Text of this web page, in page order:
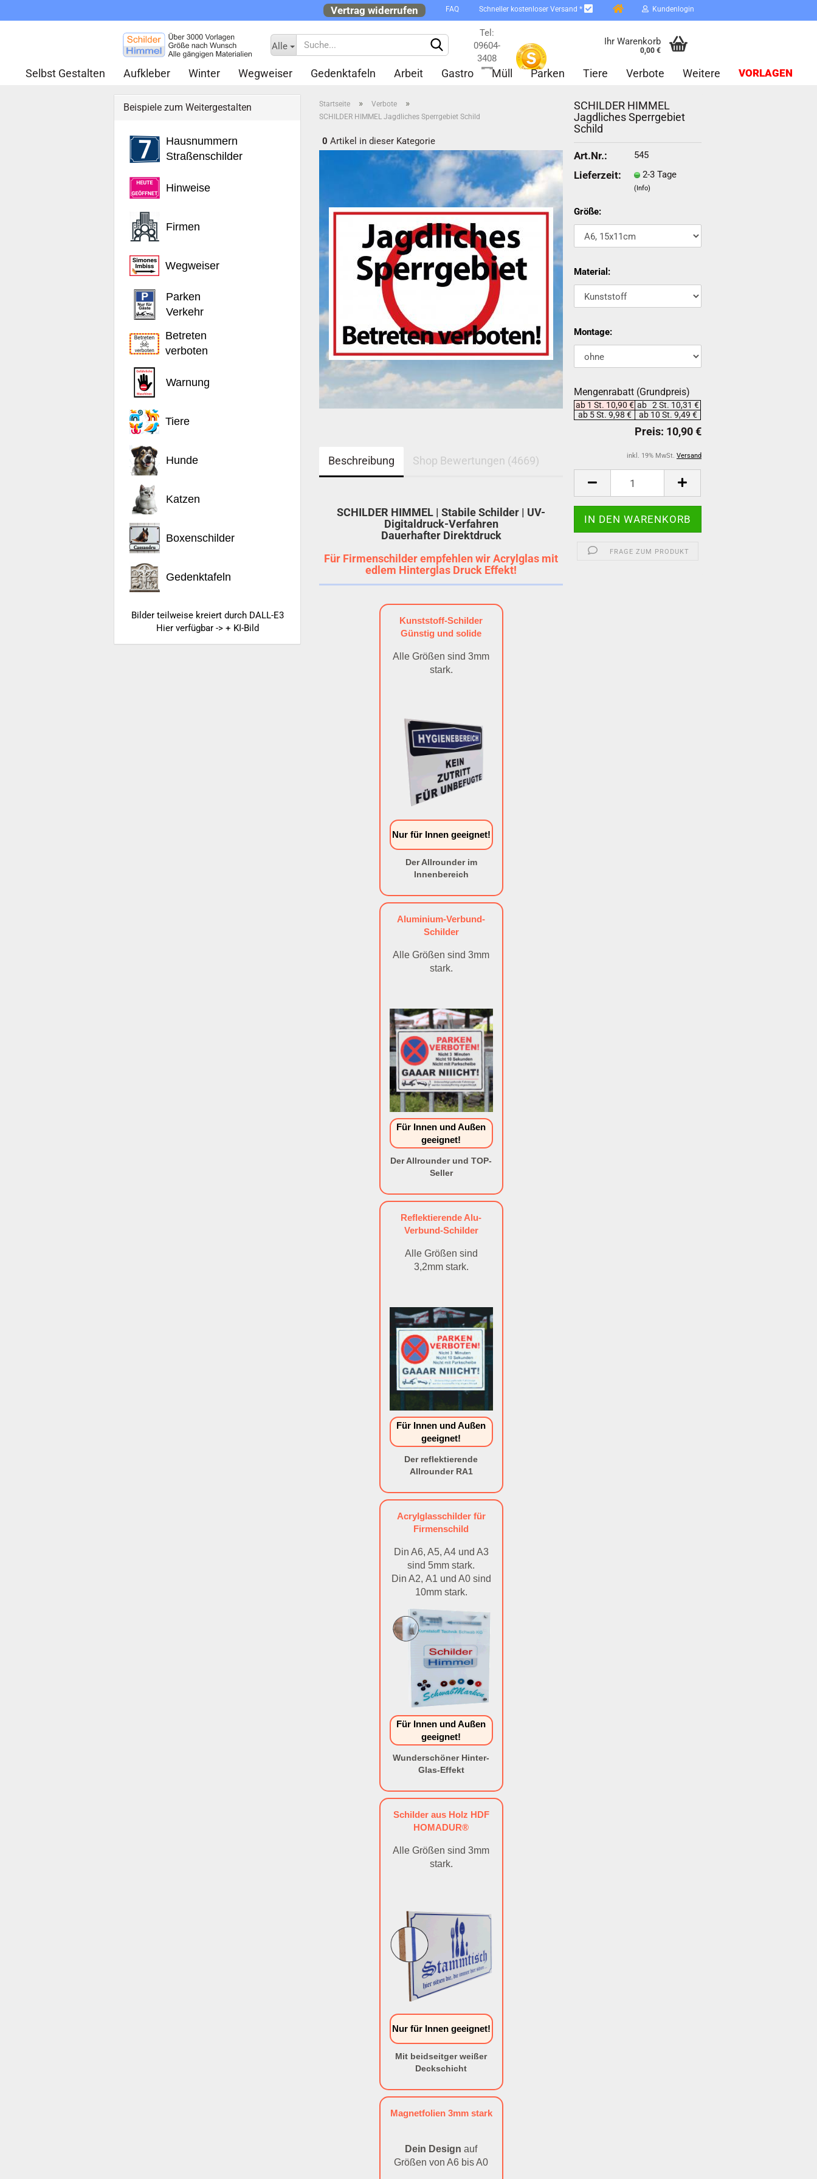
Vertrag widerrufen FAQ Schneller kostenloser Versand * Kundenlogin
Konto erstellen
Passwort vergessen?
Schnelle Anmeldung mit
Alle
Tel:
09604-
3408
Ihr Warenkorb
0,00 €
Selbst Gestalten Aufkleber Winter Wegweiser Gedenktafeln Arbeit Gastro Müll Parken Tiere Verbote VORLAGEN
Weitere
Startseite » Verbote »
SCHILDER HIMMEL Jagdliches Sperrgebiet Schild
0 Artikel in dieser Kategorie
SCHILDER HIMMEL
Jagdliches Sperrgebiet
Schild
Art.Nr.: 545
Lieferzeit: 2-3 Tage
(Info)
Größe:
Material:
Montage:
Mengenrabatt (Grundpreis)
ab 1 St. 10,90 € ab 2 St. 10,31 €
ab 5 St. 9,98 €
ab 10 St. 9,49 €
inkl. 19% MwSt. Versand
FRAGE ZUM PRODUKT
Beschreibung Shop Bewertungen (4669)
SCHILDER HIMMEL | Stabile Schilder | UV-
Digitaldruck-Verfahren
Dauerhafter Direktdruck
Für Firmenschilder empfehlen wir Acrylglas mit
edlem Hinterglas Druck Effekt!
Kunststoff-Schilder
Günstig und solide
Alle Größen sind 3mm
stark.
Nur für Innen geeignet!
Der Allrounder im
Innenbereich
Aluminium-Verbund-
Schilder
Alle Größen sind 3mm
stark.
Für Innen und Außen
geeignet!
Der Allrounder und TOP-
Seller
Reflektierende Alu-
Verbund-Schilder
Alle Größen sind
3,2mm stark.
Für Innen und Außen
geeignet!
Der reflektierende
Allrounder RA1
Acrylglasschilder für
Firmenschild
Din A6, A5, A4 und A3
sind 5mm stark.
Din A2, A1 und A0 sind
10mm stark.
Für Innen und Außen
geeignet!
Wunderschöner Hinter-
Glas-Effekt
Schilder aus Holz HDF
HOMADUR®
Alle Größen sind 3mm
stark.
Nur für Innen geeignet!
Mit beidseitger weißer
Deckschicht
Magnetfolien 3mm stark
Dein Design auf
Größen von A6 bis A0
Beispiele zum Weitergestalten
Hausnummern
Straßenschilder
Hinweise
Firmen
Wegweiser
Parken
Verkehr
Betreten
verboten
Warnung
Tiere
Hunde
Katzen
Boxenschilder
Gedenktafeln
Bilder teilweise kreiert durch DALL-E3
Hier verfügbar -> + KI-Bild